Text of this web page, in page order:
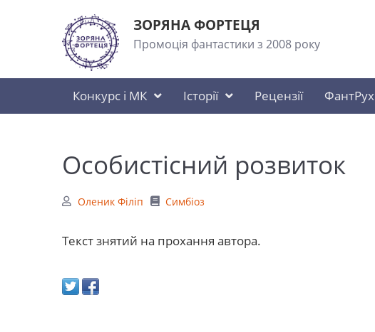
ЗОРЯНА ФОРТЕЦЯ
Промоція фантастики з 2008 року
Конкурс і МК Історії Рецензії ФантРух
Особистісний розвиток
Оленик Філіп Симбіоз
Текст знятий на прохання автора.